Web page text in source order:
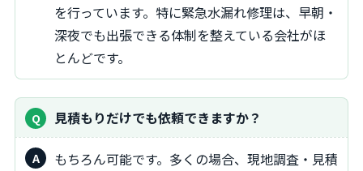
を行っています。特に緊急水漏れ修理は、早朝・
深夜でも出張できる体制を整えている会社がほ
とんどです。
見積もりだけでも依頼できますか？
もちろん可能です。多くの場合、現地調査・見積